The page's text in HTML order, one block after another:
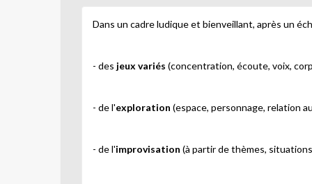
Dans un cadre ludique et bienveillant, après un
- des jeux variés (concentration, écoute, voix,
- de l'exploration (espace, personnage, relation
- de l'improvisation (à partir de thèmes,